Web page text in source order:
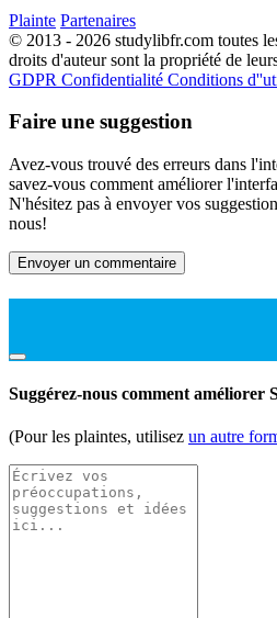
Plainte Partenaires
© 2013 - 2026 studylibfr.com toutes
droits d'auteur sont la propriété de
GDPR Confidentialité Conditions
Faire une suggestion
Avez-vous trouvé des erreurs dans
savez-vous comment améliorer
N'hésitez pas à envoyer vos
nous!
Envoyer un commentaire
Suggérez-nous comment améliorer
(Pour les plaintes, utilisez un autre